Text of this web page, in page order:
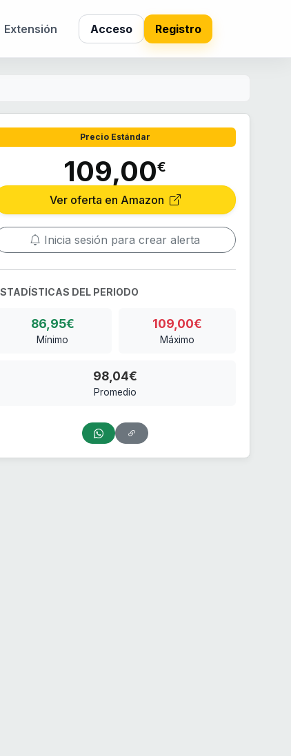
Extensión Acceso Registro
Precio Estándar
109,00€
Ver oferta en Amazon
Inicia sesión para crear alerta
DEL PERIODO
86,95€
Mínimo
109,00€
Máximo
98,04€
Promedio